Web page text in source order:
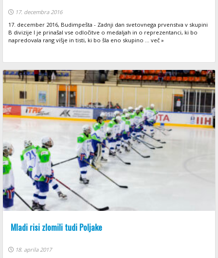
17. decembra 2016
17. december 2016, Budimpešta - Zadnji dan svetovnega prvenstva v skupini
B divizije I je prinašal vse odločitve o medaljah in o reprezentanci, ki bo
napredovala rang višje in tisti, ki bo šla eno skupino ... več »
Mladi risi zlomili tudi Poljake
18. aprila 2017